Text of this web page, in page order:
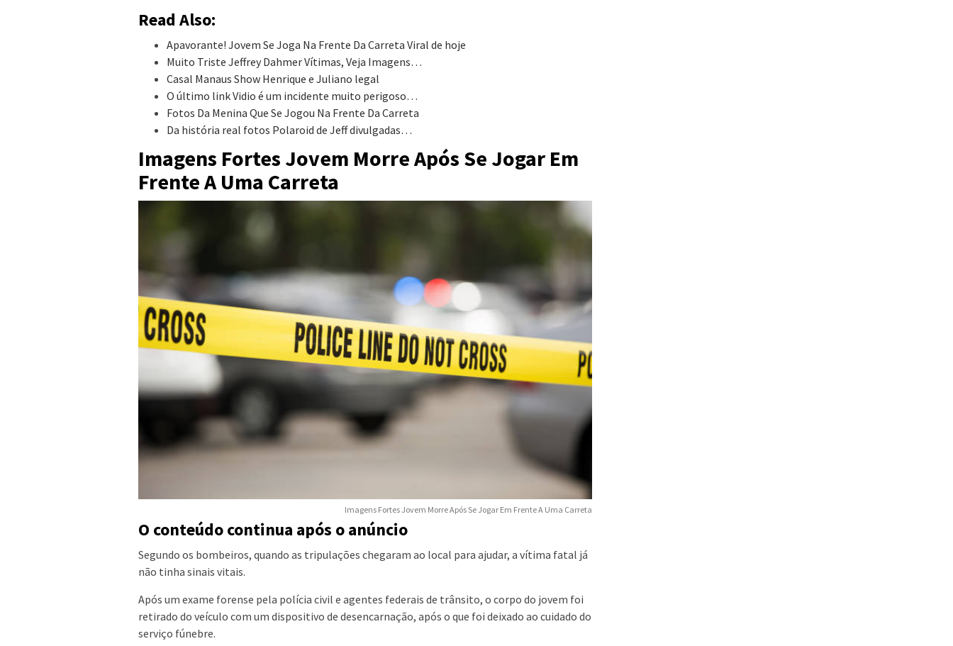
Read Also:
Apavorante! Jovem Se Joga Na Frente Da Carreta Viral de hoje
Muito Triste Jeffrey Dahmer Vítimas, Veja Imagens…
Casal Manaus Show Henrique e Juliano legal
O último link Vidio é um incidente muito perigoso…
Fotos Da Menina Que Se Jogou Na Frente Da Carreta
Da história real fotos Polaroid de Jeff divulgadas…
Imagens Fortes Jovem Morre Após Se Jogar Em
Frente A Uma Carreta
Imagens Fortes Jovem Morre Após Se Jogar Em Frente A Uma Carreta
O conteúdo continua após o anúncio
Segundo os bombeiros, quando as tripulações chegaram ao local para ajudar, a vítima fatal já
não tinha sinais vitais.
Após um exame forense pela polícia civil e agentes federais de trânsito, o corpo do jovem foi
retirado do veículo com um dispositivo de desencarnação, após o que foi deixado ao cuidado do
serviço fúnebre.